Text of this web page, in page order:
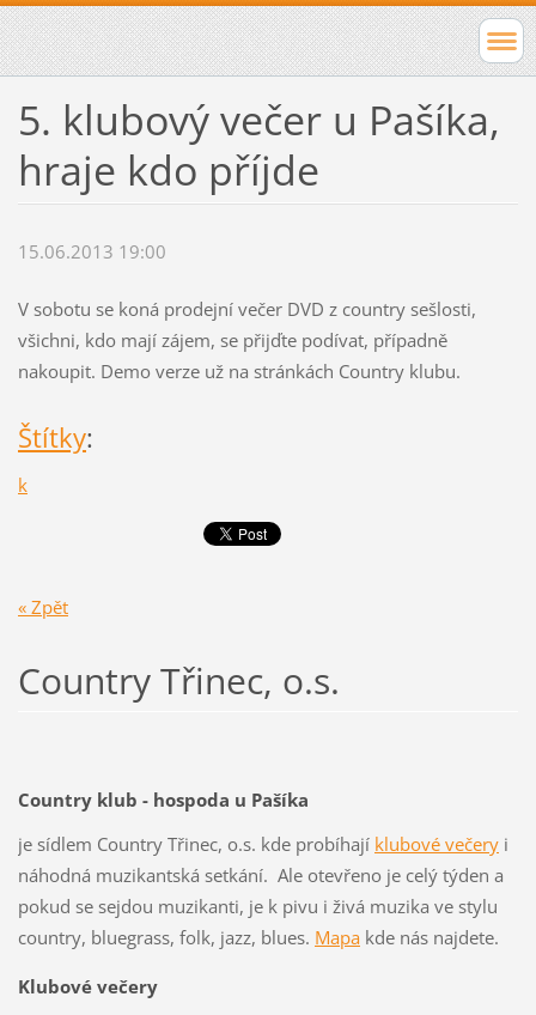
5. klubový večer u Pašíka,
hraje kdo příjde
15.06.2013 19:00
V sobotu se koná prodejní večer DVD z country sešlosti,
všichni, kdo mají zájem, se přijďte podívat, případně
nakoupit. Demo verze už na stránkách Country klubu.
Štítky:
k
« Zpět
Country Třinec, o.s.
Country klub - hospoda u Pašíka
je sídlem Country Třinec, o.s. kde probíhají klubové večeryi
náhodná muzikantská setkání. Ale otevřeno je celý týden a
pokud se sejdou muzikanti, je k pivu i živá muzika ve stylu
country, bluegrass, folk, jazz, blues. Mapakde nás najdete.
Klubové večery